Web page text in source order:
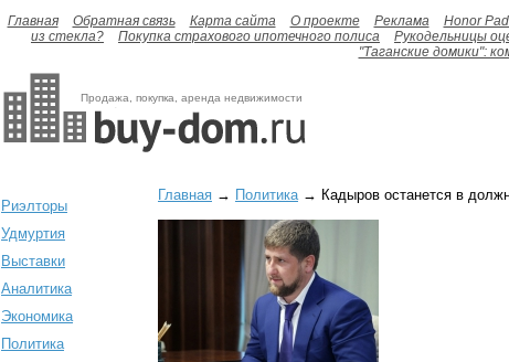
Главная Обратная связь Карта сайта О проекте Реклама Honor
из стекла?
Покупка страхового ипотечного полиса Рукодельницы
"Таганские домики":
Продажа, покупка, аренда недвижимости
Риэлторы
Удмуртия
Выставки
Аналитика
Экономика
Политика
Главная → Политика→ Кадыров останется в